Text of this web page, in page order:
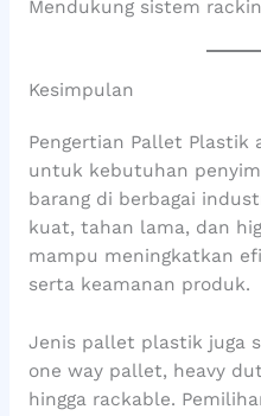
Mendukung sistem
Kesimpulan
Pengertian Pallet Plastik
untuk kebutuhan
barang di berbagai
kuat, tahan lama, dan
mampu meningkatkan
serta keamanan produk.
Jenis pallet plastik juga
one way pallet, heavy
hingga rackable.